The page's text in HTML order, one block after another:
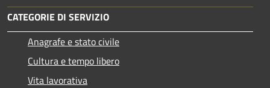
CATEGORIE DI SERVIZIO
Anagrafe e stato civile
Cultura e tempo libero
Vita lavorativa